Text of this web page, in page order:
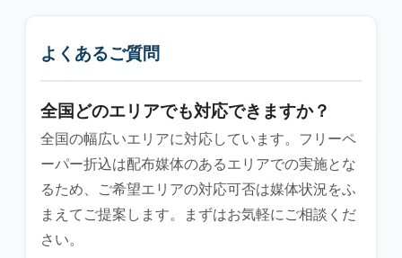
よくあるご質問
全国どのエリアでも対応できますか？
全国の幅広いエリアに対応しています。フリーペ
ーパー折込は配布媒体のあるエリアでの実施とな
るため、ご希望エリアの対応可否は媒体状況をふ
まえてご提案します。まずはお気軽にご相談くだ
さい。